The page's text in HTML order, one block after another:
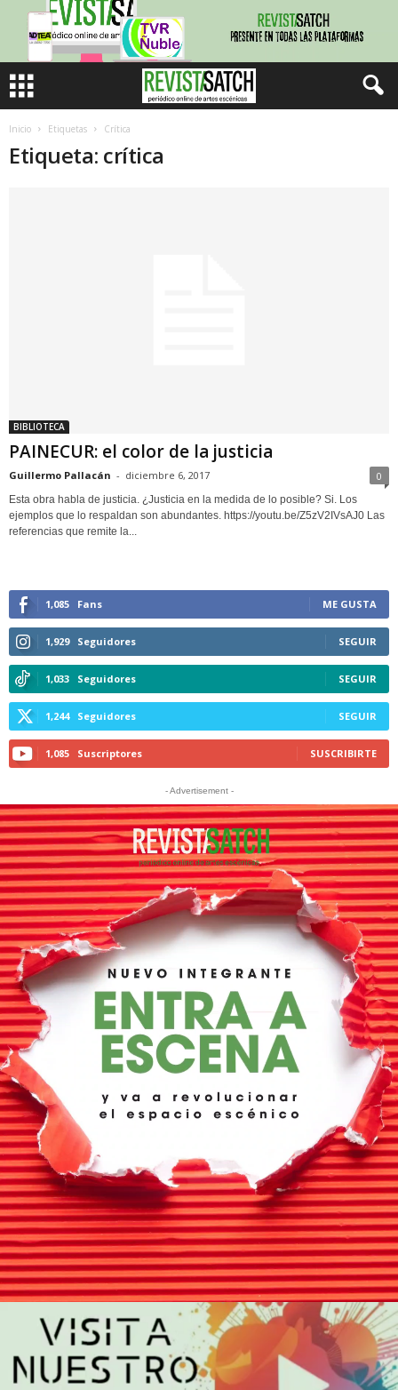
Inicio Etiquetas Crítica
Etiqueta: crítica
BIBLIOTECA
PAINECUR: el color de la justicia
Guillermo Pallacán - diciembre 6, 2017 0
Esta obra habla de justicia. ¿Justicia en la medida de lo posible? Si. Los
ejemplos que lo respaldan son abundantes. https://youtu.be/Z5zV2IVsAJ0 Las
referencias que remite la...
1,085 Fans ME GUSTA
1,929 Seguidores SEGUIR
1,033 Seguidores SEGUIR
1,244 Seguidores SEGUIR
1,085 Suscriptores SUSCRIBIRTE
- Advertisement -